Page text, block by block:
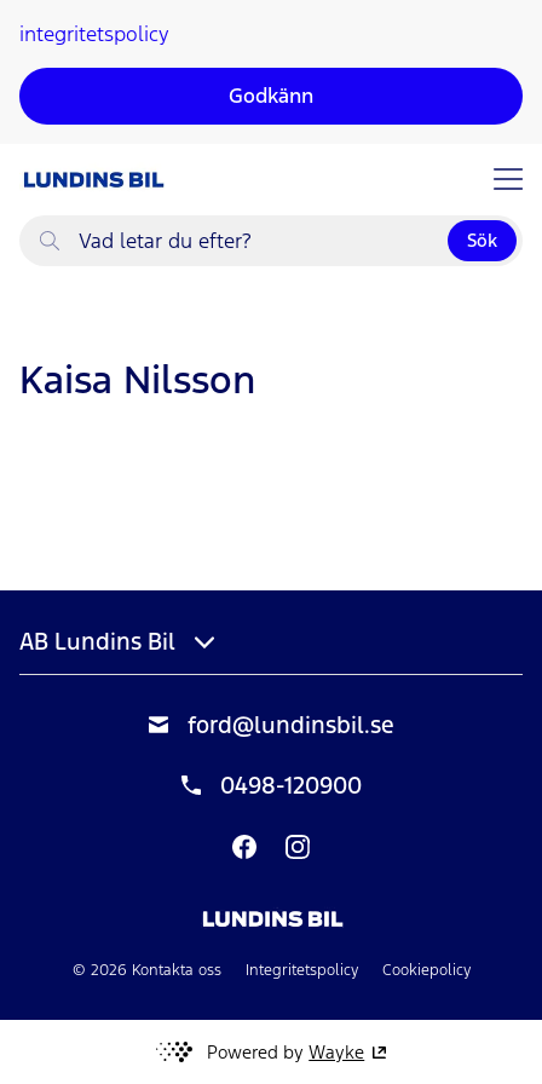
huvudinnehållet
integritetspolicy
Godkänn
Vad
Sök
Kaisa Nilsson
AB Lundins Bil
ford@lundinsbil.se
0498-120900
© 2026 Kontakta oss Integritetspolicy Cookiepolicy
Powered byWayke